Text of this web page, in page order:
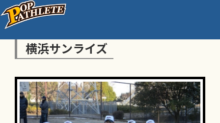
横浜サンライズ